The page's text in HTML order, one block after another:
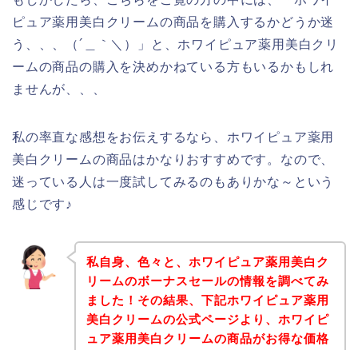
ピュア薬用美白クリームの商品を購入するかどうか迷
う、、、（´＿｀＼）」と、ホワイピュア薬用美白クリ
ームの商品の購入を決めかねている方もいるかもしれ
ませんが、、、
私の率直な感想をお伝えするなら、ホワイピュア薬用
美白クリームの商品はかなりおすすめです。なので、
迷っている人は一度試してみるのもありかな～という
感じです♪
私自身、色々と、ホワイピュア薬用美白ク
リームのボーナスセールの情報を調べてみ
ました！その結果、下記ホワイピュア薬用
美白クリームの公式ページより、ホワイピ
ュア薬用美白クリームの商品がお得な価格